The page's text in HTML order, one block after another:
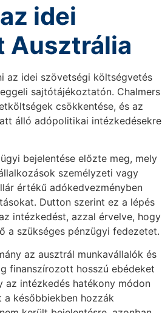
idei
Ausztrália
az idei szövetségi költségvetés
sajtótájékoztatón. Chalmers
csökkentése, és az
álló adópolitikai intézkedésekre
bejelentése előzte meg, mely
személyzeti vagy
értékű adókedvezményben
Dutton szerint ez a lépés
intézkedést, azzal érvelve, hogy
a szükséges pénzügyi fedezetet.
az ausztrál munkavállalók és
finanszírozott hosszú ebédeket
az intézkedés hatékony módon
későbbiekben hozzák